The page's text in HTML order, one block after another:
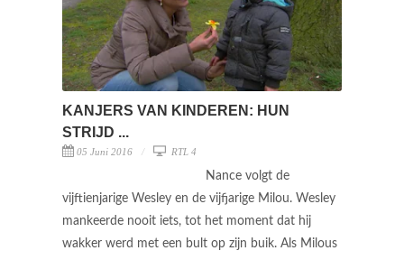
KANJERS VAN KINDEREN: HUN
STRIJD ...
05 Juni 2016 RTL 4
Nance volgt de
vijftienjarige Wesley en de vijfjarige Milou. Wesley
mankeerde nooit iets, tot het moment dat hij
wakker werd met een bult op zijn buik. Als Milous